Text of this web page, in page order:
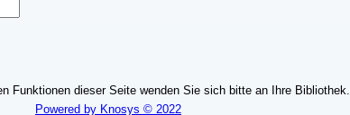
Funktionen dieser Seite wenden Sie sich bitte an Ihre Bibliothek.
Powered by Knosys © 2022